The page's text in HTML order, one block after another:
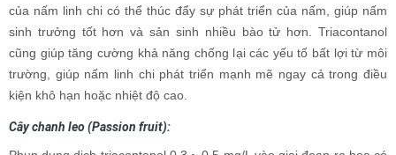
của nấm linh chi có thể thúc đẩy sự phát triển của nấm, giúp nấm
sinh trưởng tốt hơn và sản sinh nhiều bào tử hơn. Triacontanol
cũng giúp tăng cường khả năng chống lại các yếu tố bất lợi từ môi
trường, giúp nấm linh chi phát triển mạnh mẽ ngay cả trong điều
kiện khô hạn hoặc nhiệt độ cao.
Cây chanh leo (Passion fruit):